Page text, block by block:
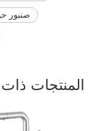
صنبور
المنتجات